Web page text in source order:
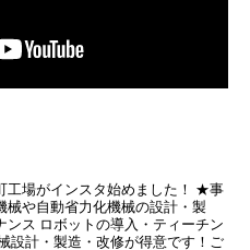
場がインスタ始めました！
★事
械や自動省力化機械の設計・製
ンス ロボットの導入・ティーチン
設計・製造・改修が得意です！ご